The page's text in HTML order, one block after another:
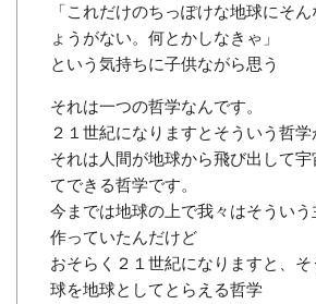
「これだけのちっぽけな地球にそ
ょうがない。何とかしなきゃ」
という気持ちに子供ながら思う
それは一つの哲学なんです。
２１世紀になりますとそういう哲学
それは人間が地球から飛び出して
てできる哲学です。
今までは地球の上で我々はそうい
作っていたんだけど
おそらく２１世紀になりますと、
球を地球としてとらえる哲学